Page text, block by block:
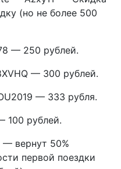
(но не более 500
— 250 рублей.
— 300 рублей.
— 333 рубля.
100 рублей.
— вернут 50%
первой поездки